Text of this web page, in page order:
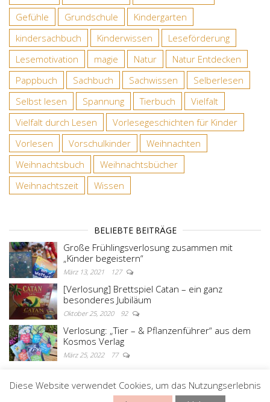
Gefühle
Grundschule
Kindergarten
kindersachbuch
Kinderwissen
Leseförderung
Lesemotivation
magie Natur
Natur Entdecken
Pappbuch
Sachbuch Sachwissen
Selberlesen
Selbst lesen
Spannung Tierbuch
Vielfalt
Vielfalt durch Lesen
Vorlesegeschichten für Kinder
Vorlesen
Vorschulkinder
Weihnachten
Weihnachtsbuch
Weihnachtsbücher
Weihnachtszeit
Wissen
BELIEBTE BEITRÄGE
Große Frühlingsverlosung zusammen mit
„Kinder begeistern“
März 13, 2021 127
[Verlosung] Brettspiel Catan – ein ganz
besonderes Jubiläum
Oktober 25, 2020 92
Verlosung: „Tier – & Pflanzenführer“ aus dem
Kosmos Verlag
März 25, 2022 77
Stolz präsentiert vonWordPress|Theme:Master
Diese Website verwendet Cookies, um das Nutzungserlebnis